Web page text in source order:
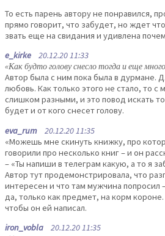
То есть парень автору не понравился,
прямо говорит, что забудет, но ждет
звать еще на свидания и удивлена
e_kirke 20.12.20 11:33
«Как будто голову снесло тогда и еще
Автор была с ним пока была в дурмане.
любовь. Как только этого не стало, то
слишком разными, и это повод искать
будет и от кого снесет голову.
eva_rum 20.12.20 11:35
«Можешь мне скинуть книжку, про
говорили про несколько книг – и он
– «Ты напиши в телеграм какую, а то я
Автор тут продемонстрировала, что
интересен и что там мужчина
да, только как предмет, на корм
чтобы он ей написал.
iron_vobla 20.12.20 11:35